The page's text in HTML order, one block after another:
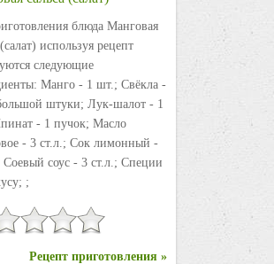
блюда Манговая
используя рецепт
следующие
Манго - 1 шт.; Свёкла -
штуки; Лук-шалот - 1
- 1 пучок; Масло
- 3 ст.л.; Сок лимонный -
Соевый соус - 3 ст.л.; Специи
;
Рецепт приготовления »